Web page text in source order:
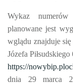
Wykaz
planowane jest
wglądu znajduje
Józefa
https://
dnia 29 marca